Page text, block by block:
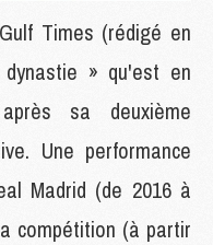
Times (rédigé en
» qu'est en
sa deuxième
Une performance
Madrid (de 2016 à
compétition (à partir